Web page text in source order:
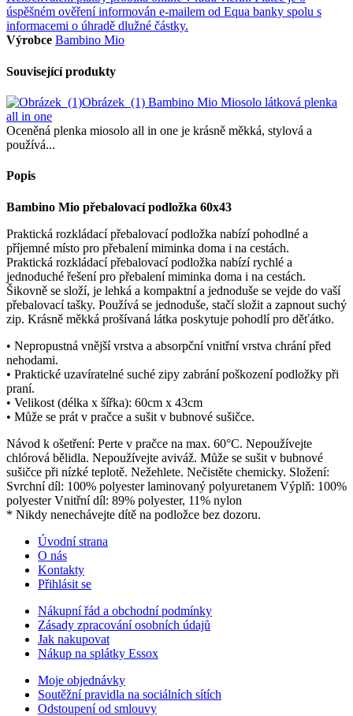
Výrobce Bambino Mio
Související produkty
Obrázek_(1) Bambino Mio Miosolo látková plenka
all in one
Oceněná plenka miosolo all in one je krásně měkká, stylová a
používá...
Popis
Bambino Mio přebalovací podložka 60x43
Praktická rozkládací přebalovací podložka nabízí pohodlné a
příjemné místo pro přebalení miminka doma i na cestách.
Praktická rozkládací přebalovací podložka nabízí rychlé a
jednoduché řešení pro přebalení miminka doma i na cestách.
Šikovně se složí, je lehká a kompaktní a jednoduše se vejde do vaší
přebalovací tašky. Používá se jednoduše, stačí složit a zapnout suchý
zip. Krásně měkká prošívaná látka poskytuje pohodlí pro děťátko.
• Nepropustná vnější vrstva a absorpční vnitřní vrstva chrání před
nehodami.
• Praktické uzavíratelné suché zipy zabrání poškození podložky při
praní.
• Velikost (délka x šířka): 60cm x 43cm
• Může se prát v pračce a sušit v bubnové sušičce.
Návod k ošetření: Perte v pračce na max. 60°C. Nepoužívejte
chlórová bělidla. Nepoužívejte aviváž. Může se sušit v bubnové
sušičce při nízké teplotě. Nežehlete. Nečistěte chemicky. Složení:
Svrchní díl: 100% polyester laminovaný polyuretanem Výplň: 100%
polyester Vnitřní díl: 89% polyester, 11% nylon
* Nikdy nenechávejte dítě na podložce bez dozoru.
Úvodní strana
O nás
Kontakty
Přihlásit se
Nákupní řád a obchodní podmínky
Zásady zpracování osobních údajů
Jak nakupovat
Nákup na splátky Essox
Moje objednávky
Soutěžní pravidla na sociálních sítích
Odstoupení od smlouvy